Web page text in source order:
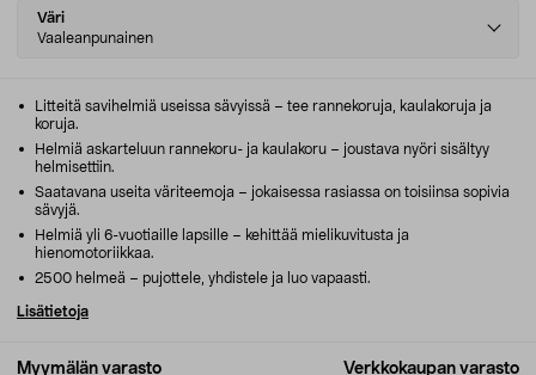
Select
variant
Väri
Vaaleanpunainen
Myymälän varasto Verkkokaupan varasto
Litteitä savihelmiä useissa sävyissä – tee rannekoruja, kaulakoruja ja
koruja.
Helmiä askarteluun rannekoru- ja kaulakoru – joustava nyöri sisältyy
helmisettiin.
Saatavana useita väriteemoja – jokaisessa rasiassa on toisiinsa sopivia
sävyjä.
Helmiä yli 6-vuotiaille lapsille – kehittää mielikuvitusta ja
hienomotoriikkaa.
2500 helmeä – pujottele, yhdistele ja luo vapaasti.
Lisätietoja